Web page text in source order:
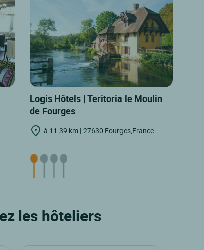
Logis Hôtels | Teritoria le Moulin
de Fourges
à 11.39 km | 27630 Fourges,France
les hôteliers